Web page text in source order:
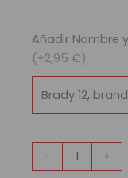
Añadir Nombre
(+2,95 €)
-
cantidad
+